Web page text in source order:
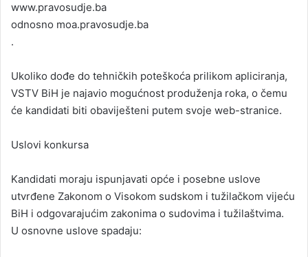
www.pravosudje.ba
odnosno moa.pravosudje.ba
.
Ukoliko dođe do tehničkih poteškoća prilikom apliciranja,
VSTV BiH je najavio mogućnost produženja roka, o čemu
će kandidati biti obaviješteni putem svoje web-stranice.
Uslovi konkursa
Kandidati moraju ispunjavati opće i posebne uslove
utvrđene Zakonom o Visokom sudskom i tužilačkom vijeću
BiH i odgovarajućim zakonima o sudovima i tužilaštvima.
U osnovne uslove spadaju: